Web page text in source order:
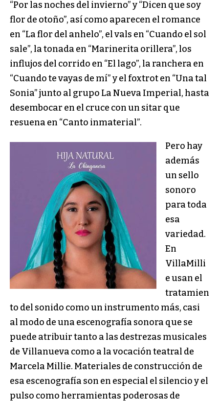
“Por las noches del invierno” y “Dicen que soy
flor de otoño”, así como aparecen el romance
en “La flor del anhelo”, el vals en “Cuando el sol
sale”, la tonada en “Marinerita orillera”, los
influjos del corrido en “El lago”, la ranchera en
“Cuando te vayas de mí” y el foxtrot en “Una tal
Sonia” junto al grupo La Nueva Imperial, hasta
desembocar en el cruce con un sitar que
resuena en “Canto inmaterial”.
Pero hay
además
un sello
sonoro
para toda
esa
variedad.
En
VillaMilli
e usan el
tratamien
to del sonido como un instrumento más, casi
al modo de una escenografía sonora que se
puede atribuir tanto a las destrezas musicales
de Villanueva como a la vocación teatral de
Marcela Millie. Materiales de construcción de
esa escenografía son en especial el silencio y el
pulso como herramientas poderosas de